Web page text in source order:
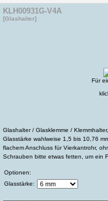
KLH00931G-V4A
[Glashalter]
Für
Glashalter / Glasklemme /
Glasstärke wahlweise 1,5 bis 10,76
flachem Anschluss für Vierkantrohr,
Schrauben bitte etwas fetten, um ein
Optionen:
Glasstärke: